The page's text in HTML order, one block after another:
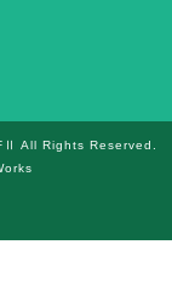
All Rights Reserved.